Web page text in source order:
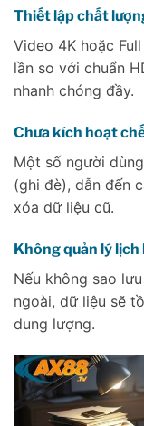
Thiết lập chất
Video 4K hoặc
lần so với chuẩn
nhanh chóng đầy.
Chưa kích hoạt
Một số người
(ghi đè), dẫn đến
xóa dữ liệu cũ.
Không quản lý lịch
Nếu không sao
ngoài, dữ liệu sẽ
dung lượng.